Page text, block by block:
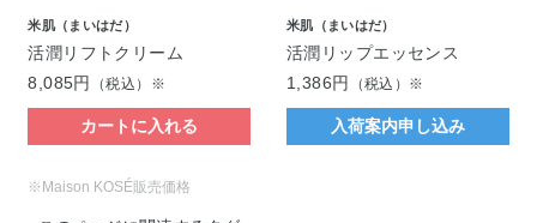
米肌（まいはだ）
活潤リフトクリーム
8,085円
（税込）※
カートに入れる
米肌（まいはだ）
活潤リップエッセンス
1,386円
（税込）※
入荷案内申し込み
※Maison KOSÉ販売価格